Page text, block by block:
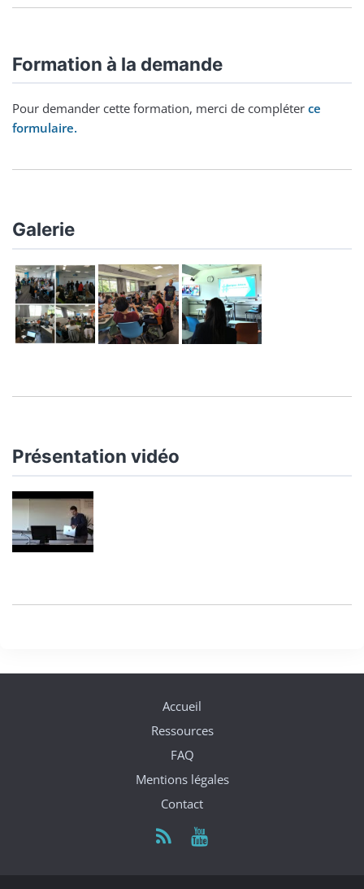
Formation à la demande
Pour demander cette formation, merci de compléter ce
formulaire.
Galerie
Présentation vidéo
Accueil
Ressources
FAQ
Mentions légales
Contact